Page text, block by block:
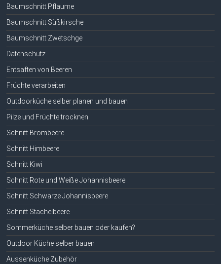
Baumschnitt Pflaume
Baumschnitt Süßkirsche
Baumschnitt Zwetschge
Datenschutz
Entsaften von Beeren
Früchte verarbeiten
Outdoorküche selber planen und bauen
Pilze und Früchte trocknen
Schnitt Brombeere
Schnitt Himbeere
Schnitt Kiwi
Schnitt Rote und Weiße Johannisbeere
Schnitt Schwarze Johannisbeere
Schnitt Stachelbeere
Sommerküche selber bauen oder kaufen?
Outdoor Küche selber bauen
Aussenküche Zubehör